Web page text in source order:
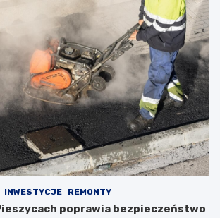
INWESTYCJE REMONTY
poprawia bezpieczeństwo